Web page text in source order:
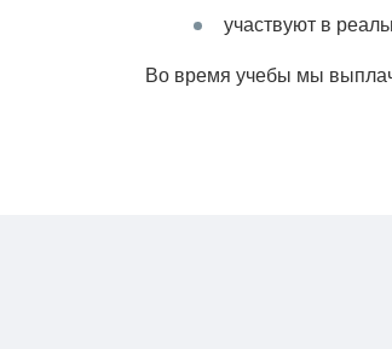
участвуют в
Во время учебы мы